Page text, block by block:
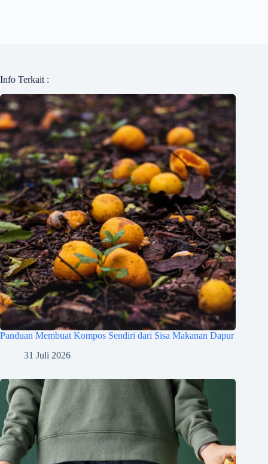
Info Terkait :
Panduan Membuat Kompos Sendiri dari Sisa Makanan Dapur
31 Juli 2026